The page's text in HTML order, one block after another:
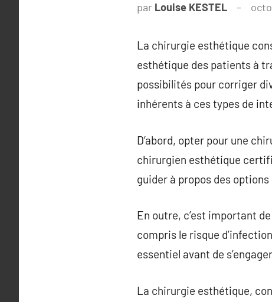
par Louise KESTEL
La chirurgie esthétique
esthétique des patients à
possibilités pour corriger
inhérents à ces types de
D’abord, opter pour une
chirurgien esthétique
guider à propos des
En outre, c’est important
compris le risque
essentiel avant de
La chirurgie esthétique,